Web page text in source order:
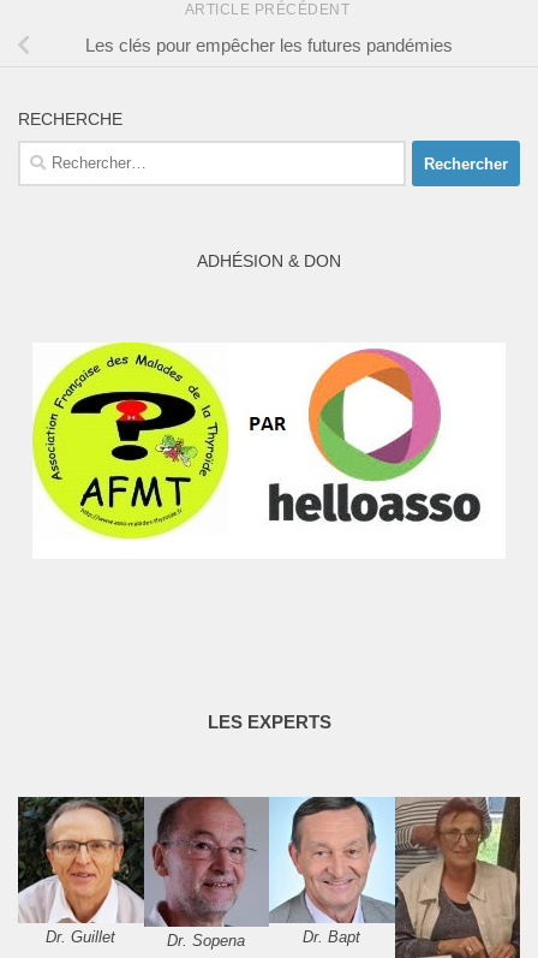
ARTICLE PRÉCÉDENT
Les clés pour empêcher les futures pandémies
RECHERCHE
Rechercher :
ADHÉSION & DON
LES EXPERTS
Dr. Guillet Dr. Sopena Dr. Bapt